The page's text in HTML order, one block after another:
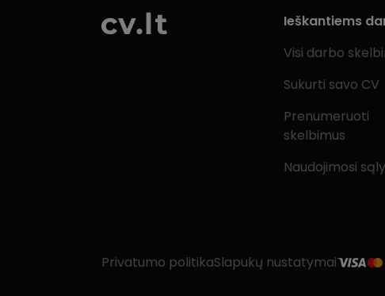
Ieškantiems
Visi darbo
Sukurti savo CV
Prenumeruoti
skelbimus
Naudojimosi
Privatumo politikaSlapukų nustatymai